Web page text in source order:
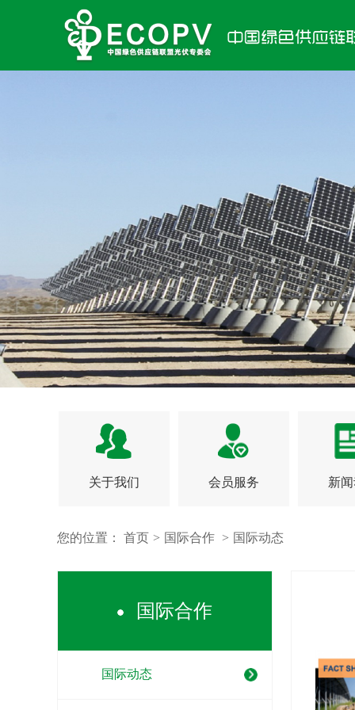
关于我们 会员服务 新
您的位置： 首页 > 国际合作 > 国际动态
国际合作
国际动态